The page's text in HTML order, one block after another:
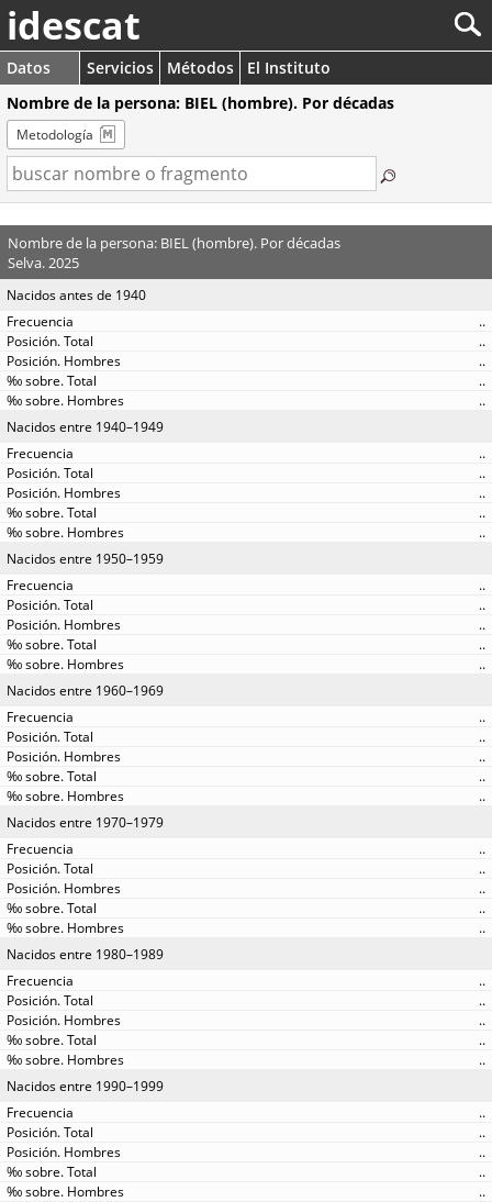
idescat
Datos Servicios Métodos
El Instituto
Nombre de la persona: BIEL (hombre). Por décadas
Metodología
Nombre de la persona: BIEL (hombre). Por décadas
Selva. 2025
Nacidos antes de 1940
..
..
..
..
..
Nacidos entre 1940–1949
..
..
..
..
..
Nacidos entre 1950–1959
..
..
..
..
..
Nacidos entre 1960–1969
..
..
..
..
..
Nacidos entre 1970–1979
..
..
..
..
..
Nacidos entre 1980–1989
..
..
..
..
..
Nacidos entre 1990–1999
..
..
..
..
..